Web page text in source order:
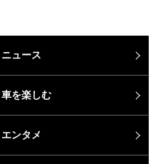
ニュース
車を楽しむ
エンタメ